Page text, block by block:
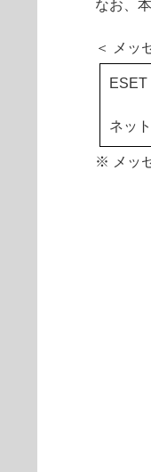
なお、
＜ メッ
ネッ
※ メッ